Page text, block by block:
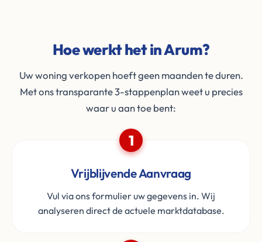
Hoe werkt het in Arum?
Uw woning verkopen hoeft geen maanden te duren.
Met ons transparante 3-stappenplan weet u precies
waar u aan toe bent:
1
Vrijblijvende Aanvraag
Vul via ons formulier uw gegevens in. Wij
analyseren direct de actuele marktdatabase.